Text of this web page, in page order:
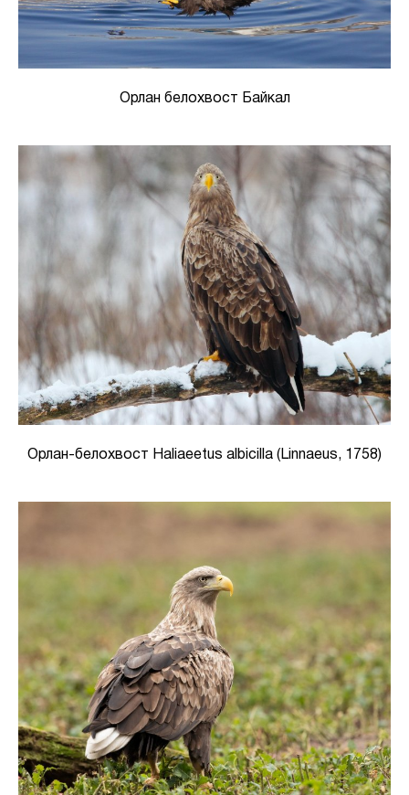
Орлан белохвост Байкал
Орлан-белохвост Haliaeetus albicilla (Linnaeus, 1758)